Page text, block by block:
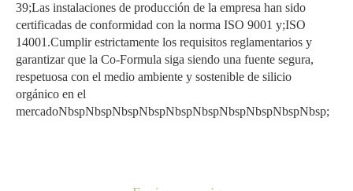
39;Las instalaciones de producción de la empresa han sido
certificadas de conformidad con la norma ISO 9001 y;ISO
14001.Cumplir estrictamente los requisitos reglamentarios y
garantizar que la Co-Formula siga siendo una fuente segura,
respetuosa con el medio ambiente y sostenible de silicio
orgánico en el
mercadoNbspNbspNbspNbspNbspNbspNbspNbspNbspNbsp;